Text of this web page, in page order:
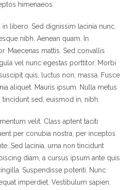
himenaeos.
libero. Sed dignissim lacinia nunc.
nibh. Aenean quam. In
Maecenas mattis. Sed convallis
vel nunc egestas porttitor. Morbi
quis, luctus non, massa. Fusce
aliquet. Mauris ipsum. Nulla metus
sed, euismod in, nibh.
velit. Class aptent taciti
per conubia nostra, per inceptos
Sed lacinia, urna non tincidunt
diam, a cursus ipsum ante quis
Suspendisse potenti. Nunc
imperdiet. Vestibulum sapien.